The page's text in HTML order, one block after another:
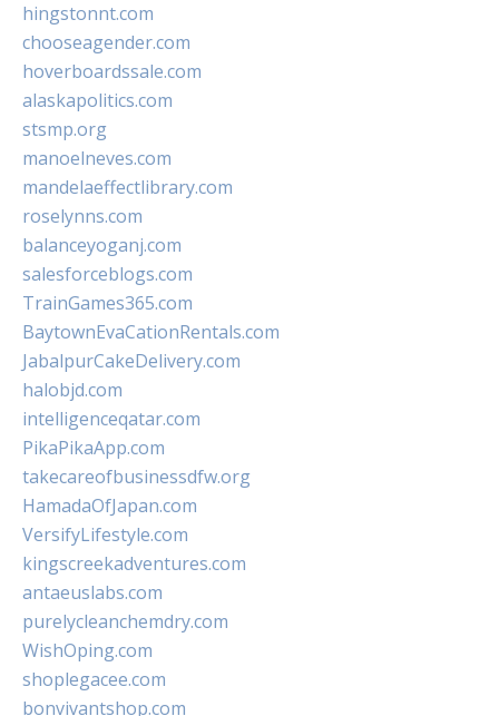
hingstonnt.com
chooseagender.com
hoverboardssale.com
alaskapolitics.com
stsmp.org
manoelneves.com
mandelaeffectlibrary.com
roselynns.com
balanceyoganj.com
salesforceblogs.com
TrainGames365.com
BaytownEvaCationRentals.com
JabalpurCakeDelivery.com
halobjd.com
intelligenceqatar.com
PikaPikaApp.com
takecareofbusinessdfw.org
HamadaOfJapan.com
VersifyLifestyle.com
kingscreekadventures.com
antaeuslabs.com
purelycleanchemdry.com
WishOping.com
shoplegacee.com
bonvivantshop.com